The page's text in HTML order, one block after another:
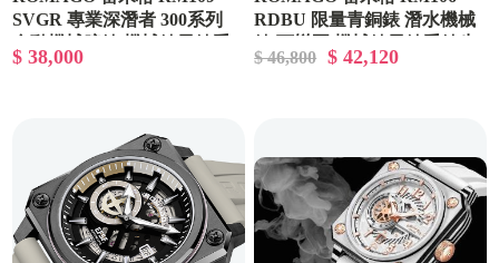
SVGR 專業深潛者 300系列
錶生日禮物
$ 38,000
RDBU 限量青銅錶 潛水機械
日禮物
$ 46,800 $ 42,120